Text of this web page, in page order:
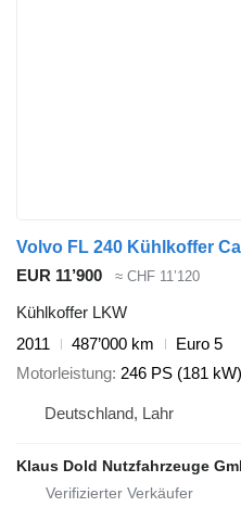
Volvo FL 240 Kühlkoffer
EUR 11’900
≈ CHF 11’120
Kühlkoffer LKW
2011
487’000 km
Euro 5
Motorleistung 246 PS (181 kW)
Deutschland, Lahr
Klaus Dold Nutzfahrzeuge